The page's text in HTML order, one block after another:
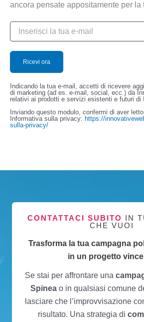
ancora pensate appositamente per la
Indicando la tua e-mail, accetti di ricevere
di marketing (ad es. e-mail, social, ecc.) da
relativi ai prodotti e servizi esistenti e futuri di
Inviando questo modulo, confermi di aver
Informativa sulla privacy: https://
sulla-privacy/
CONTATTACI SUBITO IN
CHE VUOI
Trasforma la tua campagna
in un progetto
Se stai per affrontare una
Spineao in qualsiasi comune
lasciare che l’improvvisazione
risultato. Una strategia di